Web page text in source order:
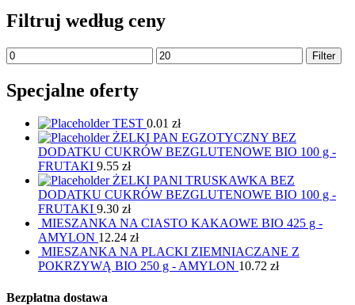
Filtruj według ceny
Filter
Specjalne oferty
TEST 0.01 zł
ŻELKI PAN EGZOTYCZNY BEZ
DODATKU CUKRÓW BEZGLUTENOWE BIO 100 g -
FRUTAKI 9.55 zł
ŻELKI PANI TRUSKAWKA BEZ
DODATKU CUKRÓW BEZGLUTENOWE BIO 100 g -
FRUTAKI 9.30 zł
MIESZANKA NA CIASTO KAKAOWE BIO 425 g -
AMYLON 12.24 zł
MIESZANKA NA PLACKI ZIEMNIACZANE Z
POKRZYWĄ BIO 250 g - AMYLON 10.72 zł
Bezpłatna dostawa